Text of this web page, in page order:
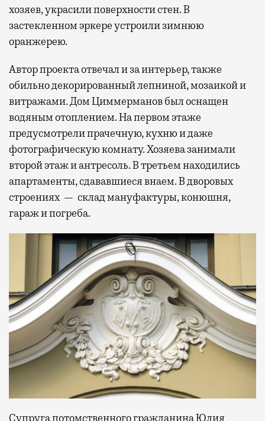
хозяев, украсили поверхности стен. В
застекленном эркере устроили зимнюю
оранжерею.
Автор проекта отвечал и за интерьер, также
обильно декорированный лепниной, мозаикой и
витражами. Дом Циммерманов был оснащен
водяным отоплением. На первом этаже
предусмотрели прачечную, кухню и даже
фотографическую комнату. Хозяева занимали
второй этаж и антресоль. В третьем находились
апартаменты, сдававшиеся внаем. В дворовых
строениях — склад мануфактуры, конюшня,
гараж и погреба.
Супруга потомственного гражданина Юлия